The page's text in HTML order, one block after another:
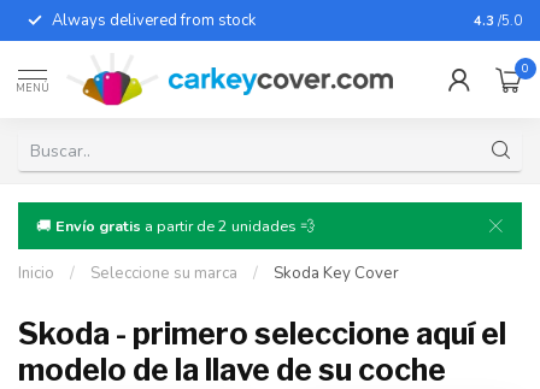
Always delivered from stock For
4.3 /5.0
MENÚ
0
🚚 Envío gratis a partir de 2 unidades 💨
Inicio / Seleccione su marca / Skoda Key Cover
Skoda - primero seleccione aquí el
modelo de la llave de su coche